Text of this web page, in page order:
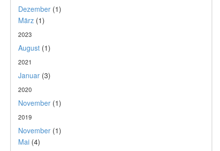
Dezember (1)
März (1)
2023
August (1)
2021
Januar (3)
2020
November (1)
2019
November (1)
Mai (4)